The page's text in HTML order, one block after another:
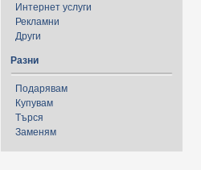
Интернет услуги
Рекламни
Други
Разни
Подарявам
Купувам
Търся
Заменям